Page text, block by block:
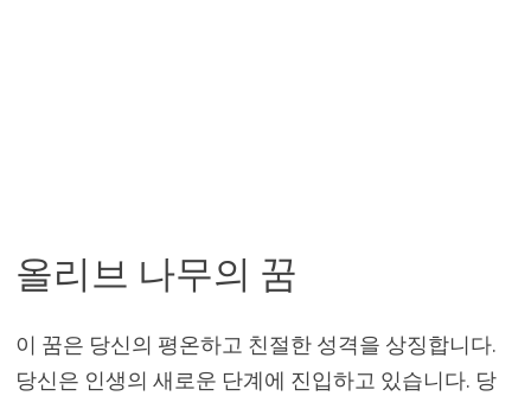
올리브 나무의 꿈
이 꿈은 당신의 평온하고 친절한 성격을 상징합니다.
당신은 인생의 새로운 단계에 진입하고 있습니다. 당